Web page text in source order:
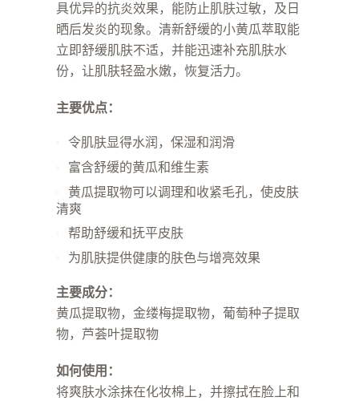
具优异的抗炎效果，能防止肌肤过敏，及日
晒后发炎的现象。清新舒缓的小黄瓜萃取能
立即舒缓肌肤不适，并能迅速补充肌肤水
份，让肌肤轻盈水嫩，恢复活力。
主要优点：
令肌肤显得水润，保湿和润滑
富含舒缓的黄瓜和维生素
黄瓜提取物可以调理和收紧毛孔，使皮肤
清爽
帮助舒缓和抚平皮肤
为肌肤提供健康的肤色与增亮效果
主要成分：
黄瓜提取物，金缕梅提取物，葡萄种子提取
物，芦荟叶提取物
如何使用：
将爽肤水涂抹在化妆棉上，并擦拭在脸上和